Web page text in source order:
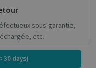
sous garantie,
etc.
30 days)
.support.irislink.com